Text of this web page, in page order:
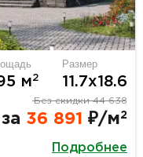
м2
Размер
11.7х18.6
Без скидки44 638
за 36 891 ₽/м2
Подробнее